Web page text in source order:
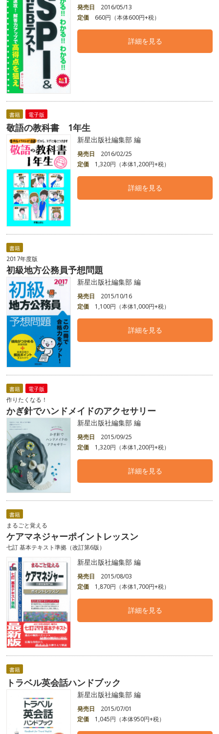
発売日
2016/05/13
定価
660円（本体600円+税）
詳細を見る
書籍 電子版
敬語の教科書 1年生
新星出版社編集部 編
発売日
2016/02/25
定価
1,320円（本体1,200円+税）
詳細を見る
書籍
2017年度版
初級地方公務員予想問題
新星出版社編集部 編
発売日
2015/10/16
定価
1,100円（本体1,000円+税）
詳細を見る
書籍 電子版
作りたくなる！
かぎ針でハンドメイドのアクセサリー
新星出版社編集部 編
発売日
2015/09/25
定価
1,320円（本体1,200円+税）
詳細を見る
書籍
まるごと覚える
ケアマネジャーポイントレッスン
七訂 基本テキスト準拠（改訂第6版）
新星出版社編集部 編
発売日
2015/08/03
定価
1,870円（本体1,700円+税）
詳細を見る
書籍
トラベル英会話ハンドブック
新星出版社編集部 編
発売日
2015/07/01
定価
1,045円（本体950円+税）